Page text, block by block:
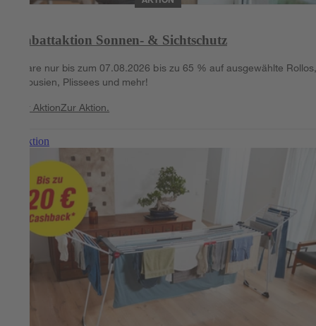
Rabattaktion Sonnen- & Sichtschutz
Spare nur bis zum 07.08.2026 bis zu 65 % auf ausgewählte
Jalousien, Plissees und mehr!
Zur AktionZur Aktion.
Zur Aktion